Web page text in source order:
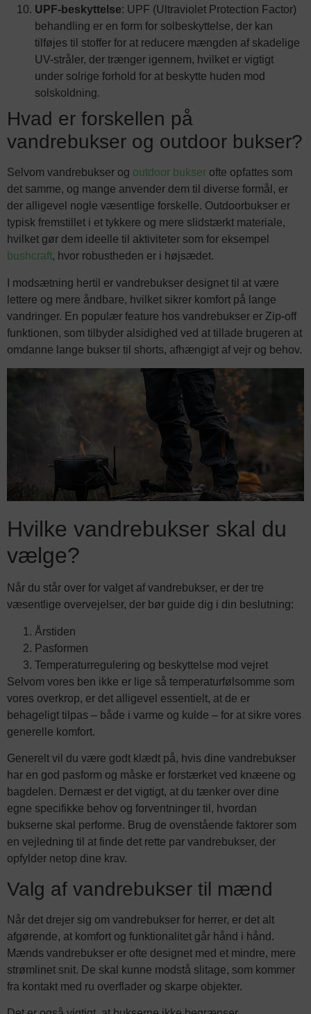
UPF-beskyttelse: UPF (Ultraviolet Protection Factor)
behandling er en form for solbeskyttelse, der kan
tilføjes til stoffer for at reducere mængden af ​​skadelige
UV-stråler, der trænger igennem, hvilket er vigtigt
under solrige forhold for at beskytte huden mod
solskoldning.
Hvad er forskellen på
vandrebukser og outdoor bukser?
Selvom vandrebukser og outdoor bukser ofte opfattes som
det samme, og mange anvender dem til diverse formål, er
der alligevel nogle væsentlige forskelle. Outdoorbukser er
typisk fremstillet i et tykkere og mere slidstærkt materiale,
hvilket gør dem ideelle til aktiviteter som for eksempel
bushcraft, hvor robustheden er i højsædet.
I modsætning hertil er vandrebukser designet til at være
lettere og mere åndbare, hvilket sikrer komfort på lange
vandringer. En populær feature hos vandrebukser er Zip-off
funktionen, som tilbyder alsidighed ved at tillade brugeren at
omdanne lange bukser til shorts, afhængigt af vejr og behov.
Hvilke vandrebukser skal du
vælge?
Når du står over for valget af vandrebukser, er der tre
væsentlige overvejelser, der bør guide dig i din beslutning:
Årstiden
Pasformen
Temperaturregulering og beskyttelse mod vejret
Selvom vores ben ikke er lige så temperaturfølsomme som
vores overkrop, er det alligevel essentielt, at de er
behageligt tilpas – både i varme og kulde – for at sikre vores
generelle komfort.
Generelt vil du være godt klædt på, hvis dine vandrebukser
har en god pasform og måske er forstærket ved knæene og
bagdelen. Dernæst er det vigtigt, at du tænker over dine
egne specifikke behov og forventninger til, hvordan
bukserne skal performe. Brug de ovenstående faktorer som
en vejledning til at finde det rette par vandrebukser, der
opfylder netop dine krav.
Valg af vandrebukser til mænd
Når det drejer sig om vandrebukser for herrer, er det alt
afgørende, at komfort og funktionalitet går hånd i hånd.
Mænds vandrebukser er ofte designet med et mindre, mere
strømlinet snit. De skal kunne modstå slitage, som kommer
fra kontakt med ru overflader og skarpe objekter.